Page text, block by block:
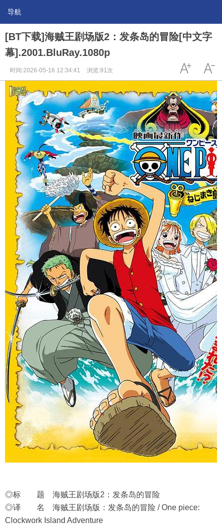
导航
[BT下载]海贼王剧场版2：发条岛的冒险[中文字
幕].2001.BluRay.1080p
时间:2026-05-16 12:34:41 浏览:91次
◎标 题 海贼王剧场版2：发条岛的冒险
◎译 名 海贼王剧场版：发条岛的冒险 / One piece:
Clockwork Island Adventure